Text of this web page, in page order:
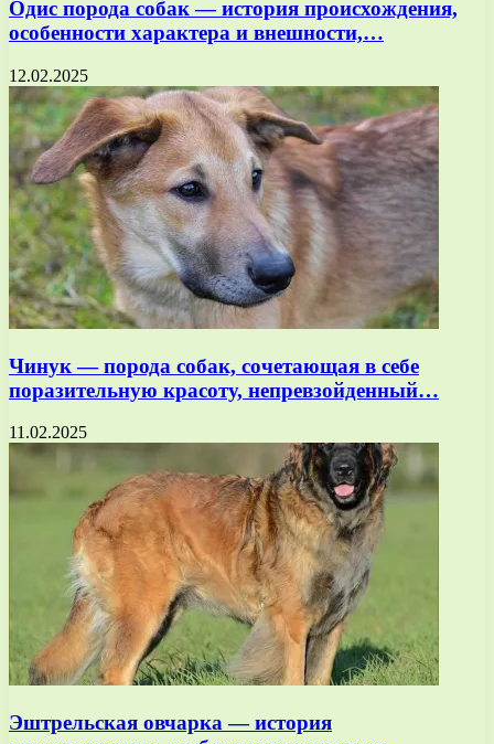
Одис порода собак — история происхождения,
особенности характера и внешности,…
12.02.2025
Чинук — порода собак, сочетающая в себе
поразительную красоту, непревзойденный…
11.02.2025
Эштрельская овчарка — история